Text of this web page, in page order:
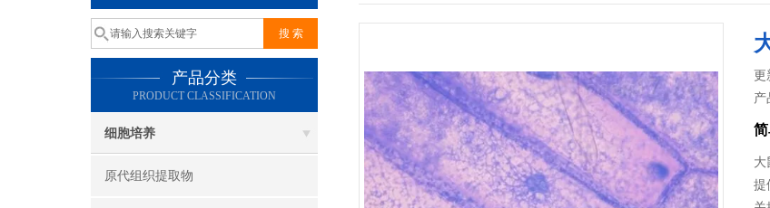
产品分类
PRODUCT CLASSIFICATION
细胞培养
原代组织提取物
更
产
大
提